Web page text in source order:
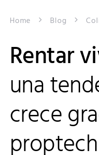
Home Blog
Rentar
una
crece
proptech